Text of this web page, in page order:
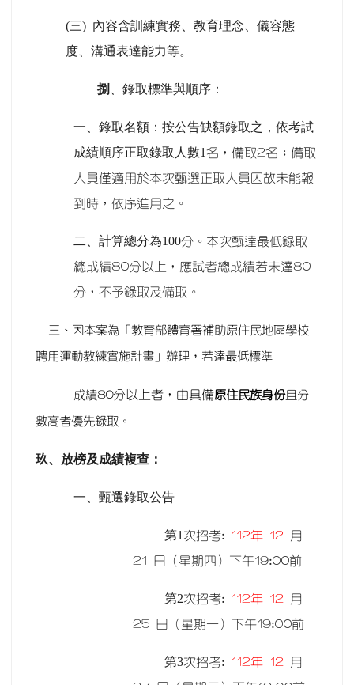
(三) 內容含訓練實務、教育理念、儀容態
度、溝通表達能力等。
捌 、錄取標準與順序：
一、錄取名額：按公告缺額錄取之，依考試
成績順序正取錄取人數1名，備取2名；備取
人員僅適用於本次甄選正取人員因故未能報
到時，依序進用之。
二、計算總分為100分。本次甄達最低錄取
總成績80分以上，應試者總成績若未達80
分，不予錄取及備取。
三、因本案為「教育部體育署補助原住民地區學校
聘用運動教練實施計畫」辦理，若達最低標準
成績80分以上者，由具備原住民族身份且分
數高者優先錄取。
玖、放榜及成績複查：
一、甄選錄取公告
第1 次招考: 112年 12
月
21 日（星期四）下午19:00前
第2次招考:112年 12
月
25 日（星期一）下午19:00前
第3次招考:112年 12
月